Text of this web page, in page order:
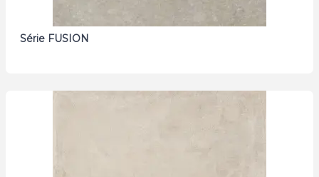
Série FUSION